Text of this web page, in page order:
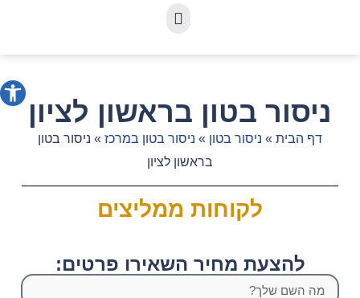
ניסור בטון בראשון לציון
דף הבית » ניסור בטון » ניסור בטון במרכז » ניסור בטון
בראשון לציון
לקוחות ממליצים
להצעת מחיר השאירו פרטים:
פתח